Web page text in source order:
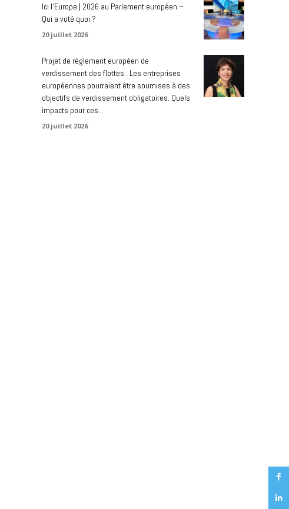
Ici l’Europe | 2026 au Parlement européen –
Qui a voté quoi ?
20 juillet 2026
Projet de règlement européen de
verdissement des flottes : Les entreprises
européennes pourraient être soumises à des
objectifs de verdissement obligatoires. Quels
impacts pour ces...
20 juillet 2026